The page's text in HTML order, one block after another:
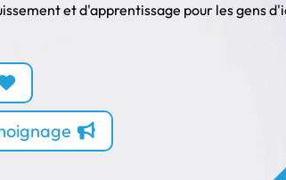
et d'apprentissage pour les gens